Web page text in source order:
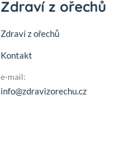
Zdraví z ořechů
Zdraví z ořechů
Kontakt
e-mail:
info@zdravizorechu.cz